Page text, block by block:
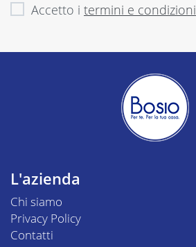
Accetto i termini e condizioni
L'azienda
Chi siamo
Privacy Policy
Contatti